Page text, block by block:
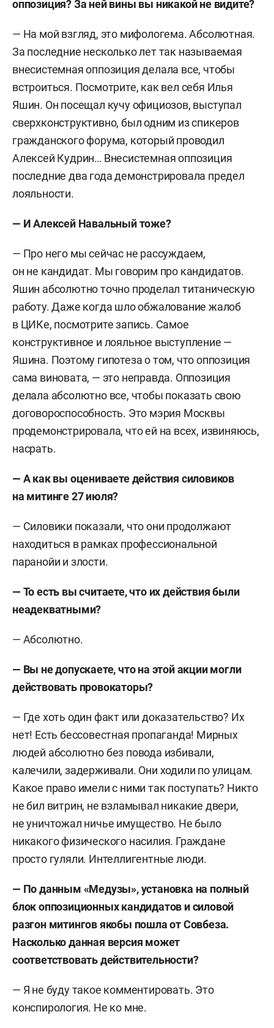
оппозиция? За ней вины вы никакой не видите?
— На мой взгляд, это мифологема. Абсолютная.
За последние несколько лет так называемая
внесистемная оппозиция делала все, чтобы
встроиться. Посмотрите, как вел себя Илья
Яшин. Он посещал кучу официозов, выступал
сверхконструктивно, был одним из спикеров
гражданского форума, который проводил
Алексей Кудрин… Внесистемная оппозиция
последние два года демонстрировала предел
лояльности.
— И Алексей Навальный тоже?
— Про него мы сейчас не рассуждаем,
он не кандидат. Мы говорим про кандидатов.
Яшин абсолютно точно проделал титаническую
работу. Даже когда шло обжалование жалоб
в ЦИКе, посмотрите запись. Самое
конструктивное и лояльное выступление —
Яшина. Поэтому гипотеза о том, что оппозиция
сама виновата, — это неправда. Оппозиция
делала абсолютно все, чтобы показать свою
договороспособность. Это мэрия Москвы
продемонстрировала, что ей на всех, извиняюсь,
насрать.
— А как вы оцениваете действия силовиков
на митинге 27 июля?
— Силовики показали, что они продолжают
находиться в рамках профессиональной
паранойи и злости.
— То есть вы считаете, что их действия были
неадекватными?
— Абсолютно.
— Вы не допускаете, что на этой акции могли
действовать провокаторы?
— Где хоть один факт или доказательство? Их
нет! Есть бессовестная пропаганда! Мирных
людей абсолютно без повода избивали,
калечили, задерживали. Они ходили по улицам.
Какое право имели с ними так поступать? Никто
не бил витрин, не взламывал никакие двери,
не уничтожал ничье имущество. Не было
никакого физического насилия. Граждане
просто гуляли. Интеллигентные люди.
— По данным «Медузы», установка на полный
блок оппозиционных кандидатов и силовой
разгон митингов якобы пошла от Совбеза.
Насколько данная версия может
соответствовать действительности?
— Я не буду такое комментировать. Это
конспирология. Не ко мне.